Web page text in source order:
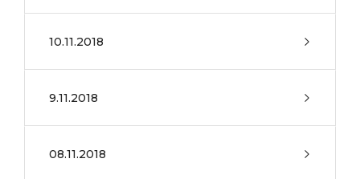
10.11.2018
9.11.2018
08.11.2018